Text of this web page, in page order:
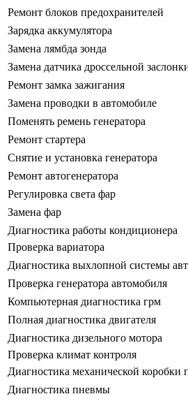
Ремонт блоков предохранителей
Зарядка аккумулятора
Замена лямбда зонда
Замена датчика дроссельной
Ремонт замка зажигания
Замена проводки в автомобиле
Поменять ремень генератора
Ремонт стартера
Снятие и установка генератора
Ремонт автогенератора
Регулировка света фар
Замена фар
Диагностика работы кондиционера
Проверка вариатора
Диагностика выхлопной системы
Проверка генератора автомобиля
Компьютерная диагностика грм
Полная диагностика двигателя
Диагностика дизельного мотора
Проверка климат контроля
Диагностика механической коробки
Диагностика пневмы